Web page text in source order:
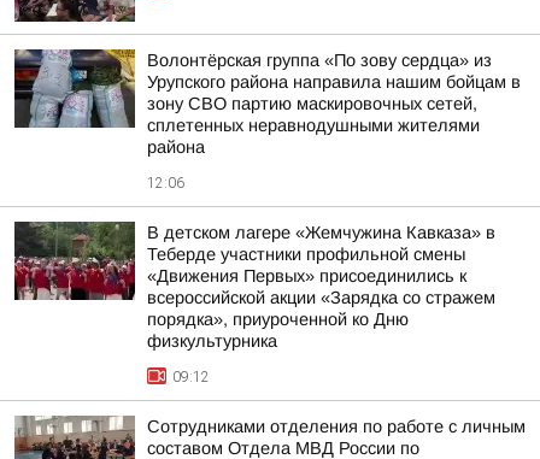
Волонтёрская группа «По зову сердца» из
Урупского района направила нашим бойцам в
зону СВО партию маскировочных сетей,
сплетенных неравнодушными жителями
района
12:06
В детском лагере «Жемчужина Кавказа» в
Теберде участники профильной смены
«Движения Первых» присоединились к
всероссийской акции «Зарядка со стражем
порядка», приуроченной ко Дню
физкультурника
09:12
Сотрудниками отделения по работе с личным
составом Отдела МВД России по